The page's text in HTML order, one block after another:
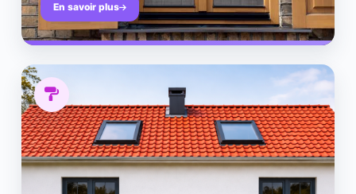
En savoir plus